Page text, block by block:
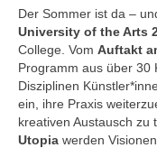
Der Sommer ist da –
University of the Arts
College. Vom Auftakt
Programm aus über 30
Disziplinen
ein, ihre Praxis
kreativen Austausch zu
Utopia werden